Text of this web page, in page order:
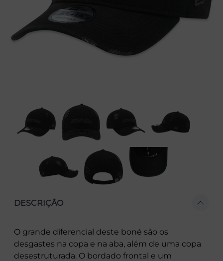
DESCRIÇÃO
O grande diferencial deste boné são os
desgastes na copa e na aba, além de uma copa
desestruturada. O bordado frontal e um